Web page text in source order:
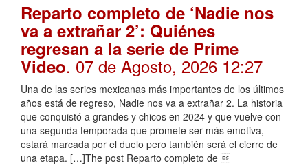
Reparto completo de ‘Nadie nos
va a extrañar 2’: Quiénes
regresan a la serie de Prime
Video. 07 de Agosto, 2026 12:27
Una de las series mexicanas más importantes de los últimos
años está de regreso, Nadie nos va a extrañar 2. La historia
que conquistó a grandes y chicos en 2024 y que vuelve con
una segunda temporada que promete ser más emotiva,
estará marcada por el duelo pero también será el cierre de
una etapa. […]The post Reparto completo de 